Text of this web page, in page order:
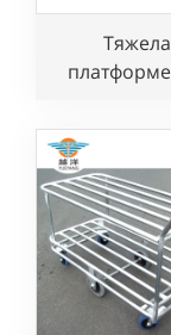
объектах и